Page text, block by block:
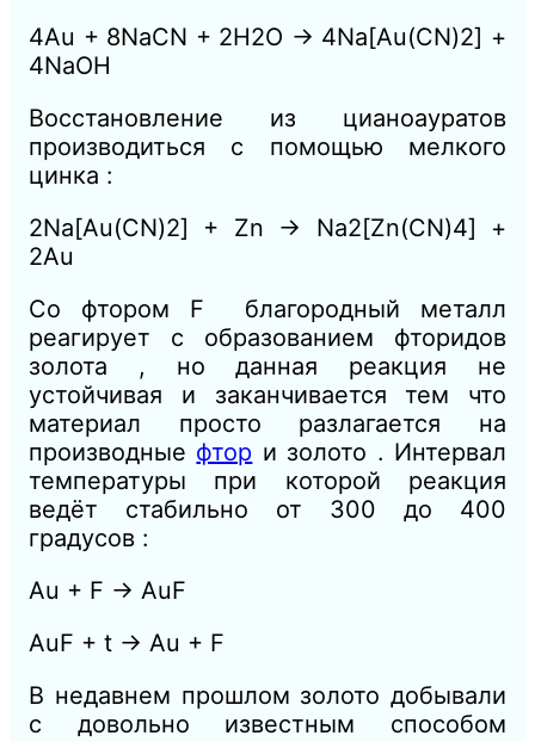
4Au + 8NaCN + 2H2O → 4Na[Au(CN)2] +
4NaOH
Восстановление из цианоауратов
производиться с помощью мелкого
цинка :
2Na[Au(CN)2] + Zn → Na2[Zn(CN)4] +
2Au
Со фтором F благородный металл
реагирует с образованием фторидов
золота , но данная реакция не
устойчивая и заканчивается тем что
материал просто разлагается на
производные фтор и золото . Интервал
температуры при которой реакция
ведёт стабильно от 300 до 400
градусов :
Au + F → AuF
AuF + t → Au + F
В недавнем прошлом золото добывали
с довольно известным способом